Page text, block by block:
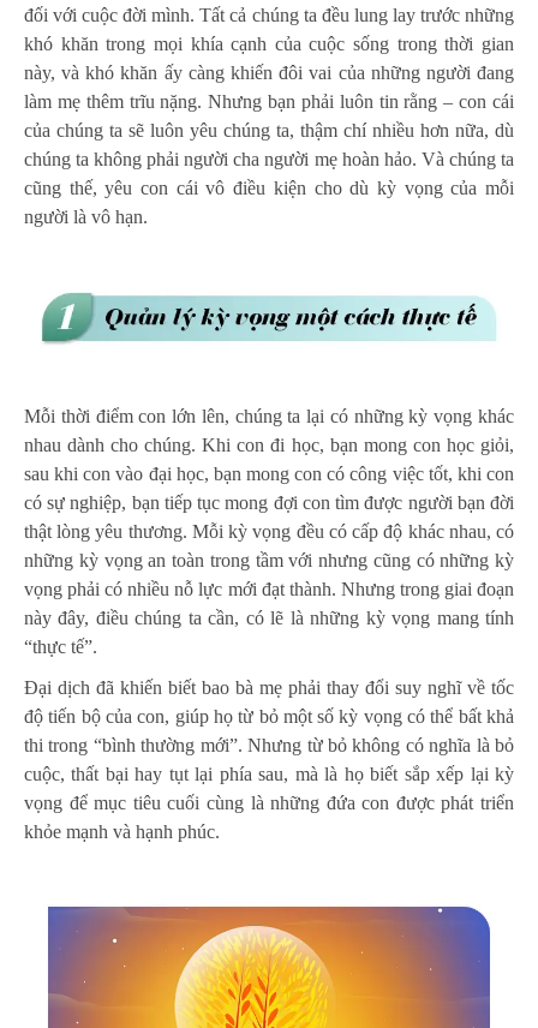
đối với cuộc đời mình. Tất cả chúng ta đều lung lay trước những
khó khăn trong mọi khía cạnh của cuộc sống trong thời gian
này, và khó khăn ấy càng khiến đôi vai của những người đang
làm mẹ thêm trĩu nặng. Nhưng bạn phải luôn tin rằng – con cái
của chúng ta sẽ luôn yêu chúng ta, thậm chí nhiều hơn nữa, dù
chúng ta không phải người cha người mẹ hoàn hảo. Và chúng ta
cũng thế, yêu con cái vô điều kiện cho dù kỳ vọng của mỗi
người là vô hạn.
Mỗi thời điểm con lớn lên, chúng ta lại có những kỳ vọng khác
nhau dành cho chúng. Khi con đi học, bạn mong con học giỏi,
sau khi con vào đại học, bạn mong con có công việc tốt, khi con
có sự nghiệp, bạn tiếp tục mong đợi con tìm được người bạn đời
thật lòng yêu thương. Mỗi kỳ vọng đều có cấp độ khác nhau, có
những kỳ vọng an toàn trong tầm với nhưng cũng có những kỳ
vọng phải có nhiều nỗ lực mới đạt thành. Nhưng trong giai đoạn
này đây, điều chúng ta cần, có lẽ là những kỳ vọng mang tính
“thực tế”.
Đại dịch đã khiến biết bao bà mẹ phải thay đổi suy nghĩ về tốc
độ tiến bộ của con, giúp họ từ bỏ một số kỳ vọng có thể bất khả
thi trong “bình thường mới”. Nhưng từ bỏ không có nghĩa là bỏ
cuộc, thất bại hay tụt lại phía sau, mà là họ biết sắp xếp lại kỳ
vọng để mục tiêu cuối cùng là những đứa con được phát triển
khỏe mạnh và hạnh phúc.